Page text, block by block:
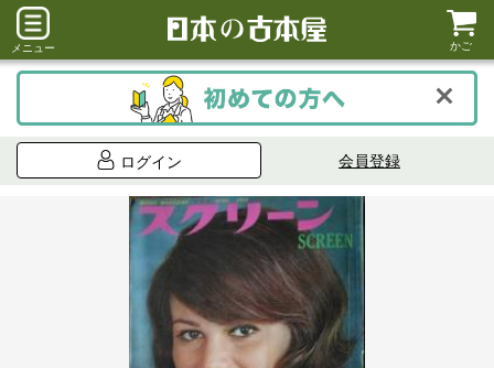
メニュー かご
ログイン 会員登録